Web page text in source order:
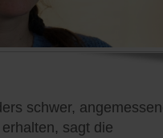
schwer,
sagt die